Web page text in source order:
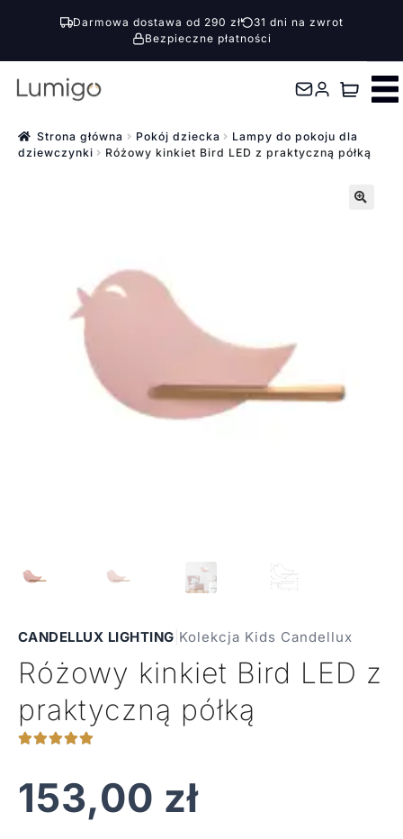
Darmowa dostawa od 290 zł
31 dni na zwrot
Bezpieczne płatności
Przejdź
nawigacji
Przejdź
treści Strona główna Pokój dziecka
Lampy do pokoju dla
dziewczynki
Różowy kinkiet Bird LED z praktyczną półką
CANDELLUX LIGHTING Kolekcja Kids Candellux
Różowy kinkiet Bird LED z
praktyczną półką
153,00 zł